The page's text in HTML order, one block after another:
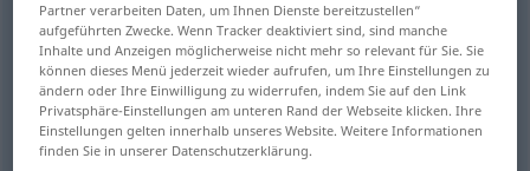
Übersicht aller Übersetzungen
(Für mehr Details die Übersetzung anklicken/antippen)
sich gut benehmen
Partner verarbeiten Daten, um Ihnen Dienste bereitzustellen“
aufgeführten Zwecke. Wenn Tracker deaktiviert sind, sind manche
Inhalte und Anzeigen möglicherweise nicht mehr so relevant für Sie. Sie
können dieses Menü jederzeit wieder aufrufen, um Ihre Einstellungen zu
ändern oder Ihre Einwilligung zu widerrufen, indem Sie auf den Link
Privatsphäre-Einstellungen am unteren Rand der Webseite klicken. Ihre
Einstellungen gelten innerhalb unseres Website. Weitere Informationen
finden Sie in unserer Datenschutzerklärung.